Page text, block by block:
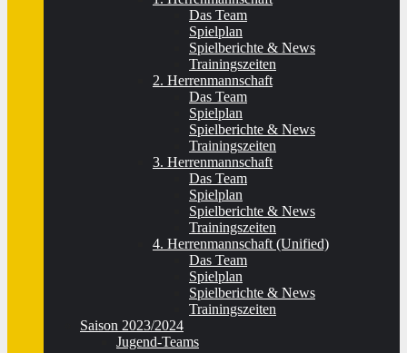
Das Team
Spielplan
Spielberichte & News
Trainingszeiten
2. Herrenmannschaft
Das Team
Spielplan
Spielberichte & News
Trainingszeiten
3. Herrenmannschaft
Das Team
Spielplan
Spielberichte & News
Trainingszeiten
4. Herrenmannschaft (Unified)
Das Team
Spielplan
Spielberichte & News
Trainingszeiten
Saison 2023/2024
Jugend-Teams